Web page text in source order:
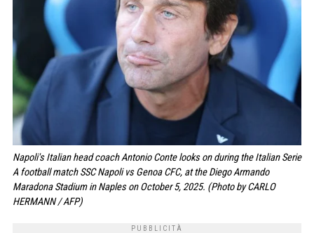
Napoli's Italian head coach Antonio Conte looks on during the Italian Serie
A football match SSC Napoli vs Genoa CFC, at the Diego Armando
Maradona Stadium in Naples on October 5, 2025. (Photo by CARLO
HERMANN / AFP)